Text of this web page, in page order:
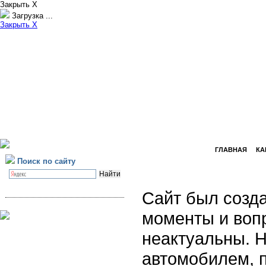
Закрыть X
Загрузка ...
Закрыть X
Поиск по сайту
ГЛАВНАЯ
Сайт был
моменты и
неактуальны.
автомобилем,